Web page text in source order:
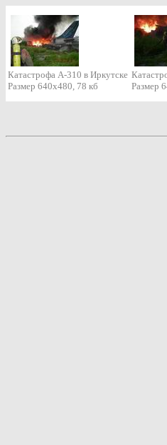
Катастрофа A-310 в Иркутске
Размер 640х480, 78 кб
Размер